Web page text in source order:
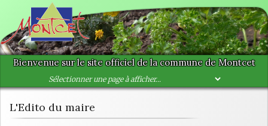
Bienvenue sur le site officiel de la commune de Montcet
L'Edito du maire